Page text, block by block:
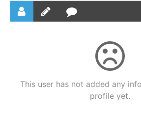
This user has not added any
profile yet.